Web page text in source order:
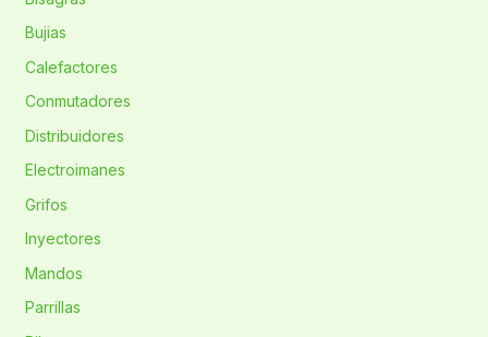
Bujias
Calefactores
Conmutadores
Distribuidores
Electroimanes
Grifos
Inyectores
Mandos
Parrillas